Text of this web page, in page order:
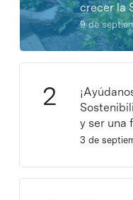
crecer la
9 de
y ser una
3 de